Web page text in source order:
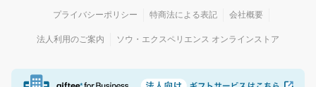
プライバシーポリシー 特商法による表記 会社概要
法人利用のご案内 ソウ・エクスペリエンス オンラインストア